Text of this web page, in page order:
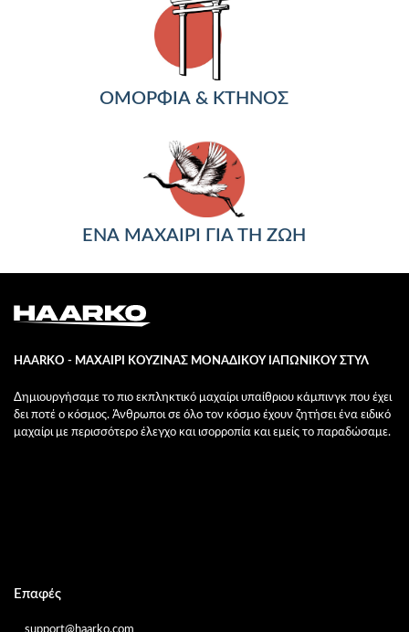
ΟΜΟΡΦΙΑ & ΚΤΗΝΟΣ
ΕΝΑ ΜΑΧΑΙΡΙ ΓΙΑ ΤΗ ΖΩΗ
HAARKO - ΜΑΧΑΙΡΙ ΚΟΥΖΙΝΑΣ ΜΟΝΑΔΙΚΟΥ ΙΑΠΩΝΙΚΟΥ ΣΤΥΛ
Δημιουργήσαμε το πιο εκπληκτικό μαχαίρι υπαίθριου κάμπινγκ που έχει
δει ποτέ ο κόσμος. Άνθρωποι σε όλο τον κόσμο έχουν ζητήσει ένα ειδικό
μαχαίρι με περισσότερο έλεγχο και ισορροπία και εμείς το παραδώσαμε.
Επαφές